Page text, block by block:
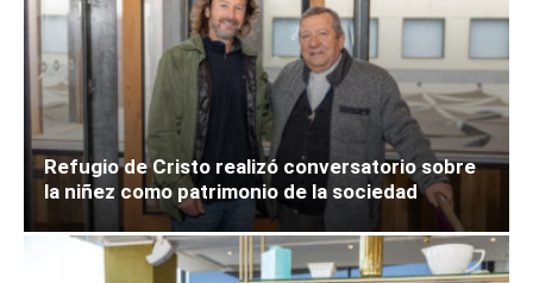
Refugio de Cristo realizó conversatorio sobre
la niñez como patrimonio de la sociedad